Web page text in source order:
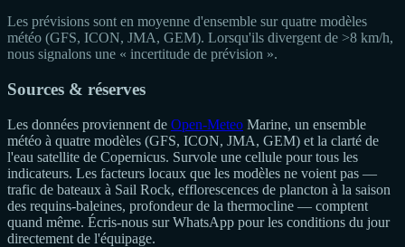
Les prévisions sont en moyenne d'ensemble sur quatre modèles
météo (GFS, ICON, JMA, GEM). Lorsqu'ils divergent de >8 km/h,
nous signalons une « incertitude de prévision ».
Sources & réserves
Les données proviennent de Open-Meteo Marine, un ensemble
météo à quatre modèles (GFS, ICON, JMA, GEM) et la clarté de
l'eau satellite de Copernicus. Survole une cellule pour tous les
indicateurs. Les facteurs locaux que les modèles ne voient pas —
trafic de bateaux à Sail Rock, efflorescences de plancton à la saison
des requins-baleines, profondeur de la thermocline — comptent
quand même. Écris-nous sur WhatsApp pour les conditions du jour
directement de l'équipage.